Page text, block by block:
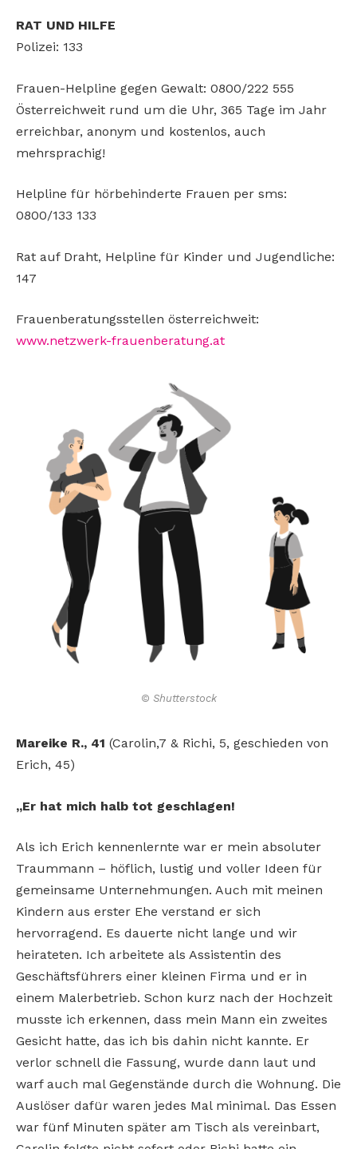
RAT UND HILFE
Polizei: 133
Frauen-Helpline gegen Gewalt: 0800/222 555
Österreichweit rund um die Uhr, 365 Tage im Jahr
erreichbar, anonym und kostenlos, auch
mehrsprachig!
Helpline für hörbehinderte Frauen per sms:
0800/133 133
Rat auf Draht, Helpline für Kinder und Jugendliche:
147
Frauenberatungsstellen österreichweit:
www.netzwerk-frauenberatung.at
© Shutterstock
Mareike R., 41 (Carolin,7 & Richi, 5, geschieden von
Erich, 45)
„Er hat mich halb tot geschlagen!
Als ich Erich kennenlernte war er mein absoluter
Traummann – höflich, lustig und voller Ideen für
gemeinsame Unternehmungen. Auch mit meinen
Kindern aus erster Ehe verstand er sich
hervorragend. Es dauerte nicht lange und wir
heirateten. Ich arbeitete als Assistentin des
Geschäftsführers einer kleinen Firma und er in
einem Malerbetrieb. Schon kurz nach der Hochzeit
musste ich erkennen, dass mein Mann ein zweites
Gesicht hatte, das ich bis dahin nicht kannte. Er
verlor schnell die Fassung, wurde dann laut und
warf auch mal Gegenstände durch die Wohnung. Die
Auslöser dafür waren jedes Mal minimal. Das Essen
war fünf Minuten später am Tisch als vereinbart,